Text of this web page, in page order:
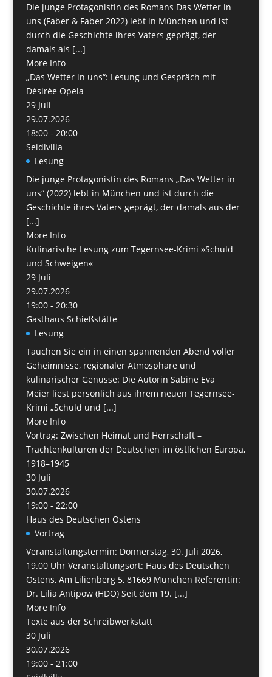
Die junge Protagonistin des Romans Das Wetter in
uns (Faber & Faber 2022) lebt in München und ist
durch die Geschichte ihres Vaters geprägt, der
damals als [...]
More Info
„Das Wetter in uns“: Lesung und Gespräch mit
Désirée Opela
29 Juli
29.07.2026
18:00 - 20:00
Seidlvilla
Lesung
Die junge Protagonistin des Romans „Das Wetter in
uns“ (2022) lebt in München und ist durch die
Geschichte ihres Vaters geprägt, der damals aus der
[...]
More Info
Kulinarische Lesung zum Tegernsee-Krimi »Schuld
und Schweigen«
29 Juli
29.07.2026
19:00 - 20:30
Gasthaus Schießstätte
Lesung
Tauchen Sie ein in einen spannenden Abend voller
Geheimnisse, regionaler Atmosphäre und
kulinarischer Genüsse: Die Autorin Sabine Eva
Meier liest persönlich aus ihrem neuen Tegernsee-
Krimi „Schuld und [...]
More Info
Vortrag: Zwischen Heimat und Herrschaft –
Trachtenkulturen der Deutschen im östlichen Europa,
1918–1945
30 Juli
30.07.2026
19:00 - 22:00
Haus des Deutschen Ostens
Vortrag
Veranstaltungstermin: Donnerstag, 30. Juli 2026,
19.00 Uhr Veranstaltungsort: Haus des Deutschen
Ostens, Am Lilienberg 5, 81669 München Referentin:
Dr. Lilia Antipow (HDO) Seit dem 19. [...]
More Info
Texte aus der Schreibwerkstatt
30 Juli
30.07.2026
19:00 - 21:00